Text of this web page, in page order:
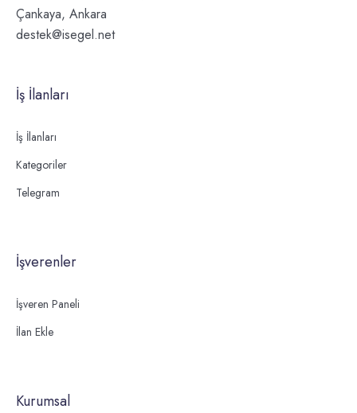
Çankaya, Ankara
destek@isegel.net
İş İlanları
İş İlanları
Kategoriler
Telegram
İşverenler
İşveren Paneli
İlan Ekle
Kurumsal